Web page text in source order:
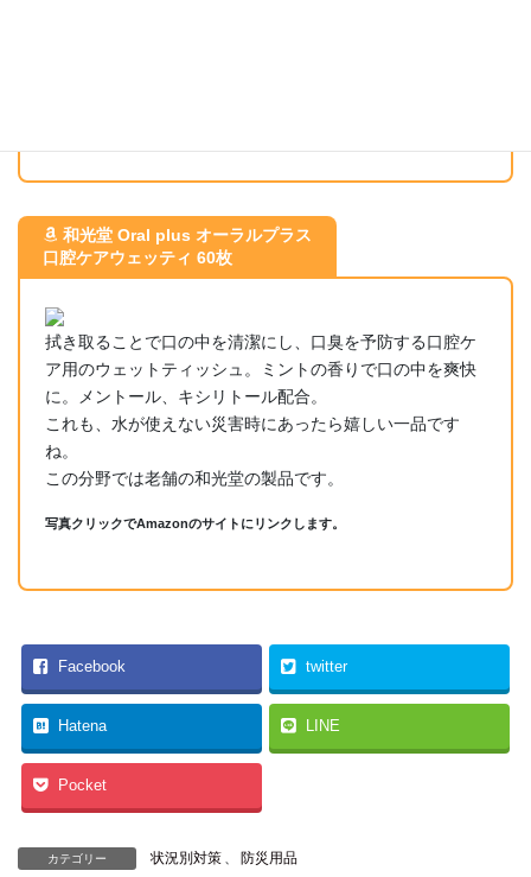
和光堂 Oral plus オーラルプラス
口腔ケアウェッティ 60枚
拭き取ることで口の中を清潔にし、口臭を予防する口腔ケ
ア用のウェットティッシュ。ミントの香りで口の中を爽快
に。メントール、キシリトール配合。
これも、水が使えない災害時にあったら嬉しい一品です
ね。
この分野では老舗の和光堂の製品です。
写真クリックでAmazonのサイトにリンクします。
Facebook twitter
Hatena LINE
Pocket
カテゴリー 状況別対策 、 防災用品